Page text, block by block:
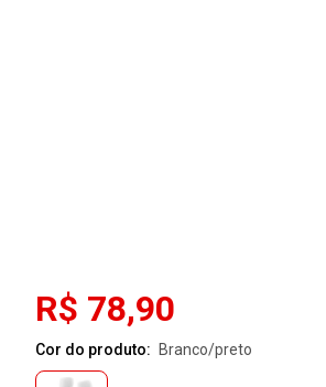
R$ 78,90
Cor do produto: branco/preto